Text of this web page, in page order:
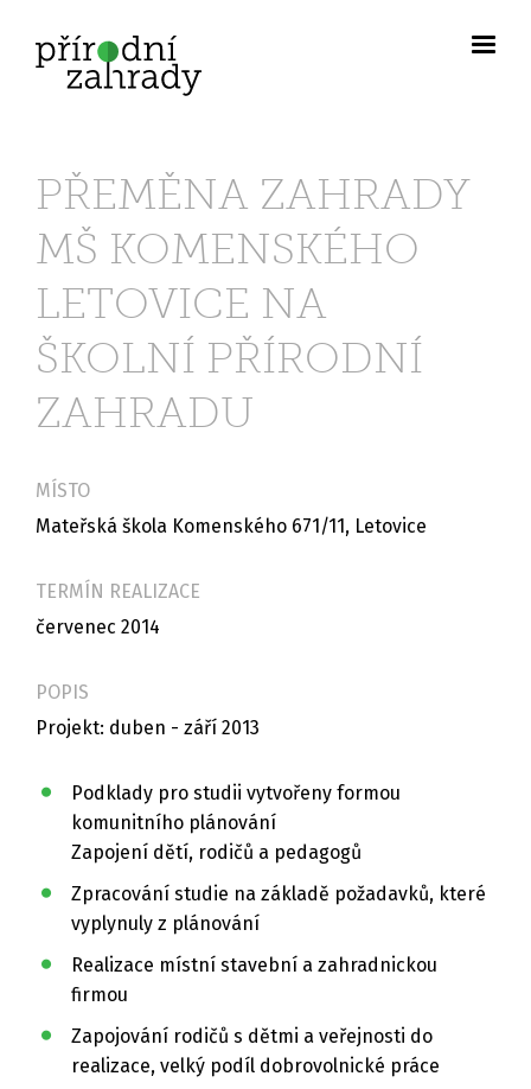
PŘEMĚNA ZAHRADY
MŠ KOMENSKÉHO
LETOVICE NA
ŠKOLNÍ PŘÍRODNÍ
ZAHRADU
MÍSTO
Mateřská škola Komenského 671/11, Letovice
TERMÍN REALIZACE
červenec 2014
POPIS
Projekt: duben - září 2013
Podklady pro studii vytvořeny formou
komunitního plánování
Zapojení dětí, rodičů a pedagogů
Zpracování studie na základě požadavků, které
vyplynuly z plánování
Realizace místní stavební a zahradnickou
firmou
Zapojování rodičů s dětmi a veřejnosti do
realizace, velký podíl dobrovolnické práce